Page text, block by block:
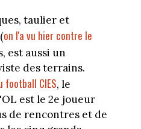
taulier et
on l'a vu hier contre le
est aussi un
des terrains.
football CIES, le
est le 2e joueur
de rencontres et de